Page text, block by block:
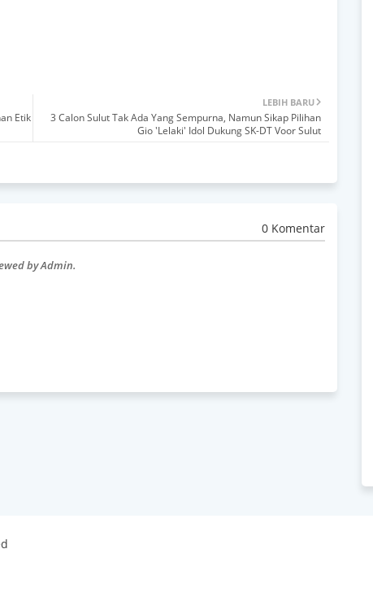
LEBIH BARU
3 Calon Sulut Tak Ada Yang Sempurna, Namun Sikap Pilihan
Gio 'Lelaki' Idol Dukung SK-DT Voor Sulut
Etik
0 Komentar
by Admin.